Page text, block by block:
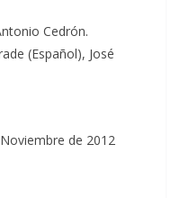
Cedrón.
(Español), José
de 2012